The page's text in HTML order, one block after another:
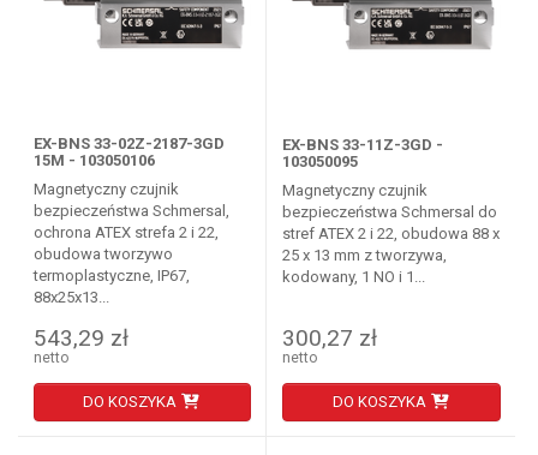
EX-BNS 33-02Z-2187-3GD
15M - 103050106
Magnetyczny czujnik
bezpieczeństwa Schmersal,
ochrona ATEX strefa 2 i 22,
obudowa tworzywo
termoplastyczne, IP67,
88x25x13...
543,29 zł
netto
DO KOSZYKA
EX-BNS 33-11Z-3GD -
103050095
Magnetyczny czujnik
bezpieczeństwa Schmersal do
stref ATEX 2 i 22, obudowa 88 x
25 x 13 mm z tworzywa,
kodowany, 1 NO i 1...
300,27 zł
netto
DO KOSZYKA